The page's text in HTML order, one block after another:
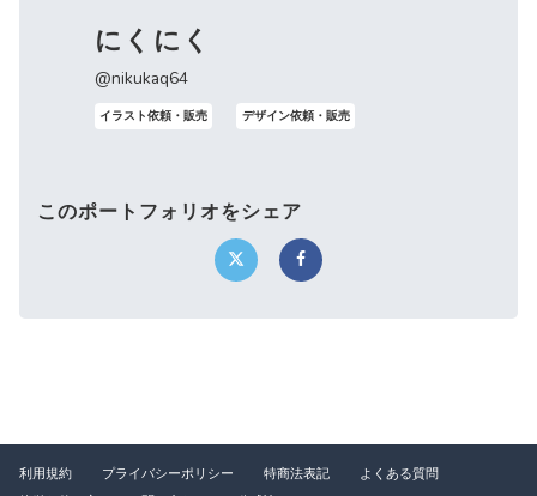
にくにく
@nikukaq64
イラスト依頼・販売 デザイン依頼・販売
このポートフォリオをシェア
利用規約 プライバシーポリシー 特商法表記
よくある質問